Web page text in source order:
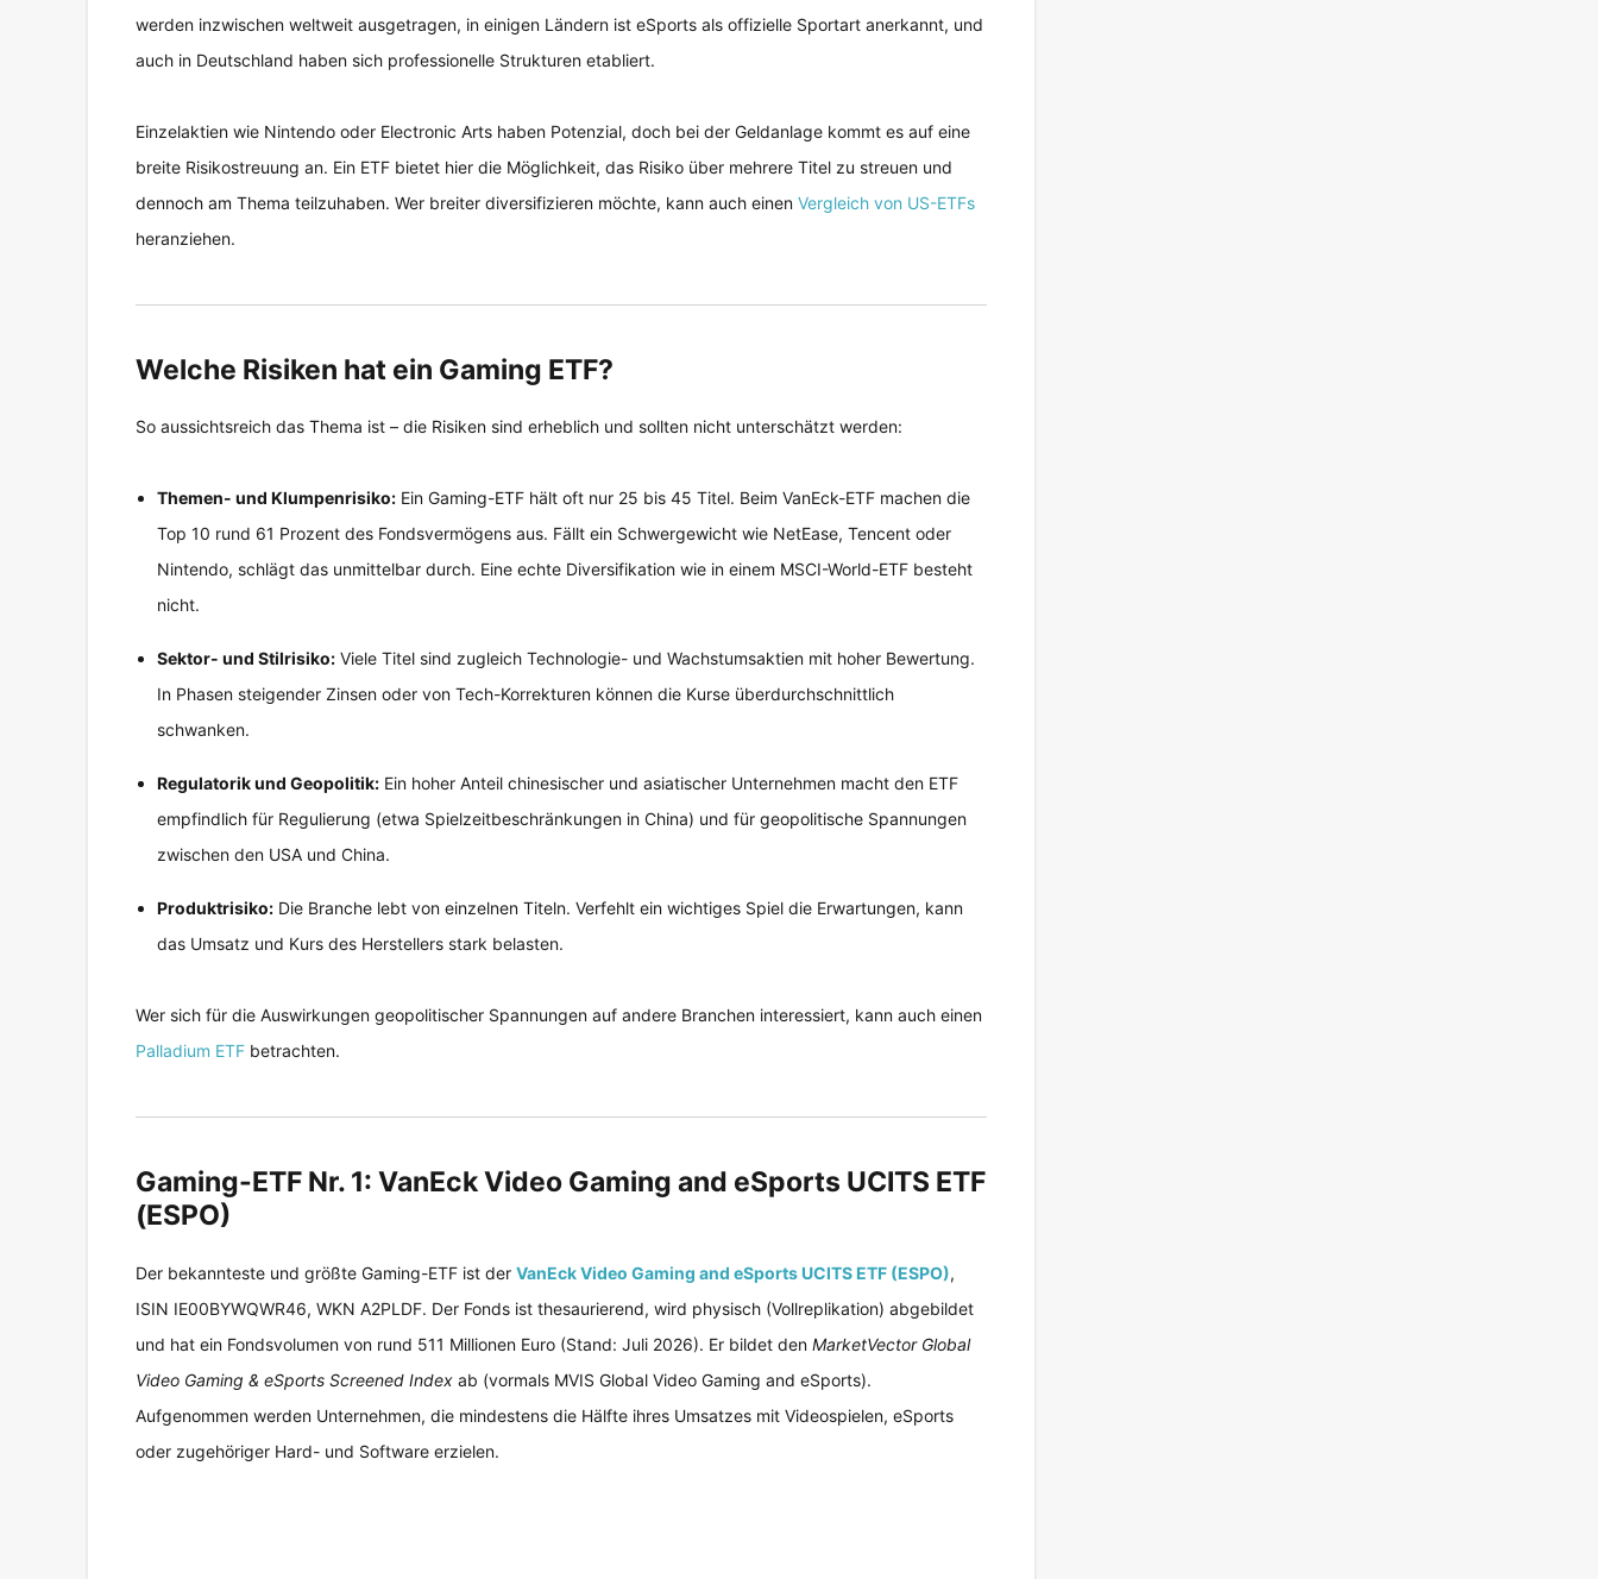
werden inzwischen weltweit ausgetragen, in einigen Ländern ist eSports als offizielle Sportart anerkannt, und
auch in Deutschland haben sich professionelle Strukturen etabliert.
Einzelaktien wie Nintendo oder Electronic Arts haben Potenzial, doch bei der Geldanlage kommt es auf eine
breite Risikostreuung an. Ein ETF bietet hier die Möglichkeit, das Risiko über mehrere Titel zu streuen und
dennoch am Thema teilzuhaben. Wer breiter diversifizieren möchte, kann auch einen Vergleich von US-ETFs
heranziehen.
Welche Risiken hat ein Gaming ETF?
So aussichtsreich das Thema ist – die Risiken sind erheblich und sollten nicht unterschätzt werden:
Themen- und Klumpenrisiko: Ein Gaming-ETF hält oft nur 25 bis 45 Titel. Beim VanEck-ETF machen die
Top 10 rund 61 Prozent des Fondsvermögens aus. Fällt ein Schwergewicht wie NetEase, Tencent oder
Nintendo, schlägt das unmittelbar durch. Eine echte Diversifikation wie in einem MSCI-World-ETF besteht
nicht.
Sektor- und Stilrisiko: Viele Titel sind zugleich Technologie- und Wachstumsaktien mit hoher Bewertung.
In Phasen steigender Zinsen oder von Tech-Korrekturen können die Kurse überdurchschnittlich
schwanken.
Regulatorik und Geopolitik: Ein hoher Anteil chinesischer und asiatischer Unternehmen macht den ETF
empfindlich für Regulierung (etwa Spielzeitbeschränkungen in China) und für geopolitische Spannungen
zwischen den USA und China.
Produktrisiko: Die Branche lebt von einzelnen Titeln. Verfehlt ein wichtiges Spiel die Erwartungen, kann
das Umsatz und Kurs des Herstellers stark belasten.
Wer sich für die Auswirkungen geopolitischer Spannungen auf andere Branchen interessiert, kann auch einen
Palladium ETF betrachten.
Gaming-ETF Nr. 1: VanEck Video Gaming and eSports UCITS ETF
(ESPO)
Der bekannteste und größte Gaming-ETF ist der VanEck Video Gaming and eSports UCITS ETF (ESPO),
ISIN IE00BYWQWR46, WKN A2PLDF. Der Fonds ist thesaurierend, wird physisch (Vollreplikation) abgebildet
und hat ein Fondsvolumen von rund 511 Millionen Euro (Stand: Juli 2026). Er bildet den MarketVector Global
Video Gaming & eSports Screened Index ab (vormals MVIS Global Video Gaming and eSports).
Aufgenommen werden Unternehmen, die mindestens die Hälfte ihres Umsatzes mit Videospielen, eSports
oder zugehöriger Hard- und Software erzielen.